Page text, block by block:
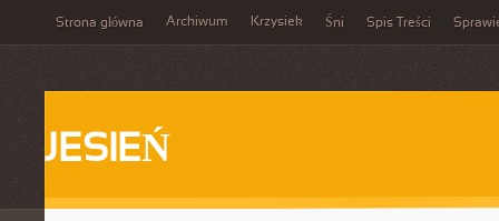
Strona główna Archiwum Krzysiek Śni Spis Treści
JESIEŃ